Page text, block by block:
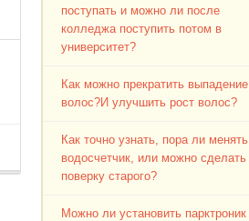
поступать и можно ли после
колледжа поступить потом в
университет?
Как можно прекратить выпадение
волос?И улучшить рост волос?
Как точно узнать, пора ли менять
водосчетчик, или можно сделать
поверку старого?
Можно ли установить парктроник